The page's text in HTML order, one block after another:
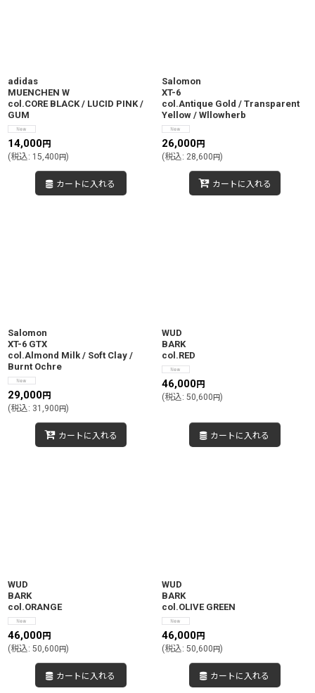
adidas
MUENCHEN W
col.CORE BLACK / LUCID PINK /
GUM
14,000円
(税込: 15,400円)
カートに入れる
Salomon
XT-6
col.Antique Gold / Transparent
Yellow / Wllowherb
26,000円
(税込: 28,600円)
カートに入れる
Salomon
XT-6 GTX
col.Almond Milk / Soft Clay /
Burnt Ochre
29,000円
(税込: 31,900円)
カートに入れる
WUD
BARK
col.RED
46,000円
(税込: 50,600円)
カートに入れる
WUD
BARK
col.ORANGE
46,000円
(税込: 50,600円)
カートに入れる
WUD
BARK
col.OLIVE GREEN
46,000円
(税込: 50,600円)
カートに入れる